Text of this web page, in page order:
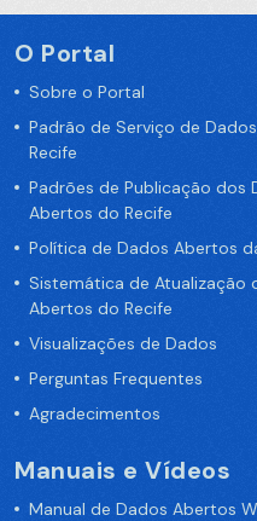
O Portal
Sobre o Portal
Padrão de Serviço de
Recife
Padrões de Publicação dos
Abertos do Recife
Política de Dados Abertos
Sistemática de Atualização
Abertos do Recife
Visualizações de Dados
Perguntas Frequentes
Agradecimentos
Manuais e Vídeos
Manual de Dados Abertos